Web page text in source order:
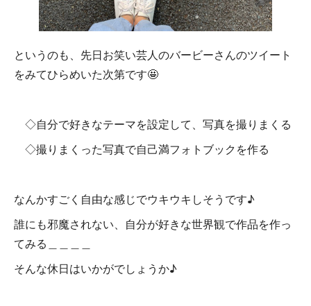
というのも、先日お笑い芸人のバービーさんのツイート
をみてひらめいた次第です🤩
◇自分で好きなテーマを設定して、写真を撮りまくる
◇撮りまくった写真で自己満フォトブックを作る
なんかすごく自由な感じでウキウキしそうです♪
誰にも邪魔されない、自分が好きな世界観で作品を作っ
てみる＿＿＿＿
そんな休日はいかがでしょうか♪